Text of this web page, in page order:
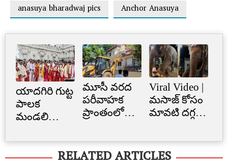
anasuya bharadwaj pics
Anchor Anasuya
యాదగిరి గుట్ట
పాలక
మండలి
స్వీకారం
మూసీ వరద
పరీవాహక
ప్రాంతంలో
నిర్మాణం..
నార్సింగిలో
Viral Video |
మసాజ్ కోసం
మావటి దగ్గర
ఏనుగు..
క్యూట్
RELATED ARTICLES